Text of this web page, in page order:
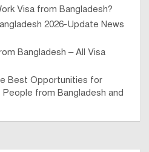
Visa from Bangladesh?
2026-Update News
Bangladesh – All Visa
Best Opportunities for
from Bangladesh and